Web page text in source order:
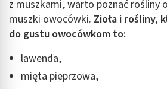
z muszkami, warto poznać rośliny
muszki owocówki. Zioła i rośliny,
do gustu owocówkom to:
lawenda,
mięta pieprzowa,